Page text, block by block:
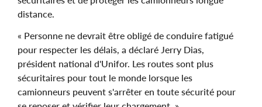
distance.
« Personne ne devrait être obligé de conduire fatigué
pour respecter les délais, a déclaré Jerry Dias,
président national d'Unifor. Les routes sont plus
sécuritaires pour tout le monde lorsque les
camionneurs peuvent s'arrêter en toute sécurité pour